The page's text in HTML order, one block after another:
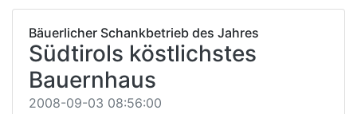
Bäuerlicher Schankbetrieb des Jahres
Südtirols köstlichstes
Bauernhaus
2008-09-03 08:56:00